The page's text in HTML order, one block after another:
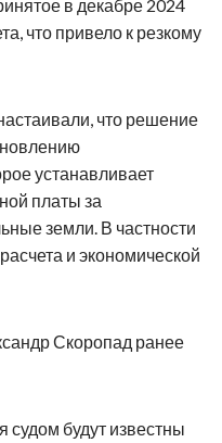
в декабре 2024
что привело к резкому
что решение
устанавливает
платы за
земли. В частности
и экономической
Скоропад ранее
будут известны